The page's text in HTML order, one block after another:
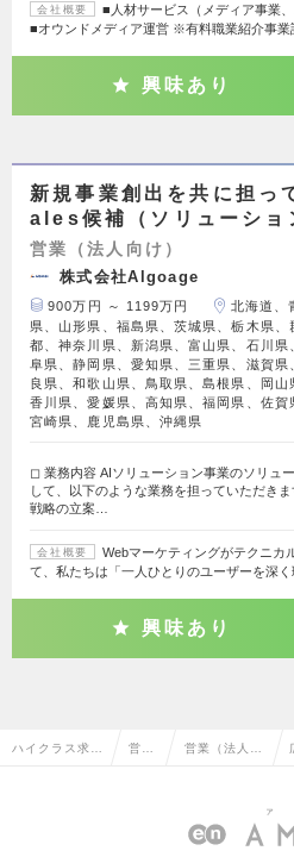
会社概要
■人材サービス（メディア事業
■オウンドメディア運営 ※有料職業紹介事
興味あり
新規事業創出を共に担っ
ales候補（ソリューショ
営業（法人向け）
株式会社Algoage
900万円 ～ 1199万円
北海道、
県、山形県、福島県、茨城県、栃木県
都、神奈川県、新潟県、富山県、石川
阜県、静岡県、愛知県、三重県、滋賀
良県、和歌山県、鳥取県、島根県、岡山
香川県、愛媛県、高知県、福岡県、佐賀
宮崎県、鹿児島県、沖縄県
◻︎ 業務内容 AIソリューション事業のソリュ
して、以下のような業務を担っていただき
戦略の立案…
会社概要
Webマーケティングがテクニカ
て、私たちは「一人ひとりのユーザーを深
興味あり
ハイクラス求人 営業 営業（法人向